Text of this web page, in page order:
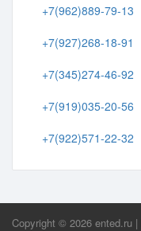
+7(962)889-79-13
+7(927)268-18-91
+7(345)274-46-92
+7(919)035-20-56
+7(922)571-22-32
Copyright © 2026 ented.ru |